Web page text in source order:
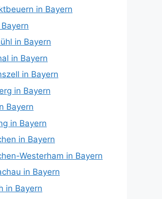
in Bayern
in Bayern
in Bayern
in Bayern
in Bayern
Bayern
in Bayern
in Bayern
Westerham in Bayern
in Bayern
in Bayern